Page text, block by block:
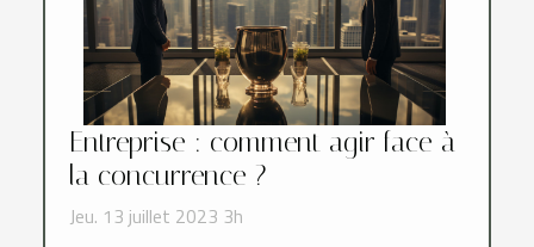
Entreprise : comment agir face à
la concurrence ?
Jeu. 13 juillet 2023 3h